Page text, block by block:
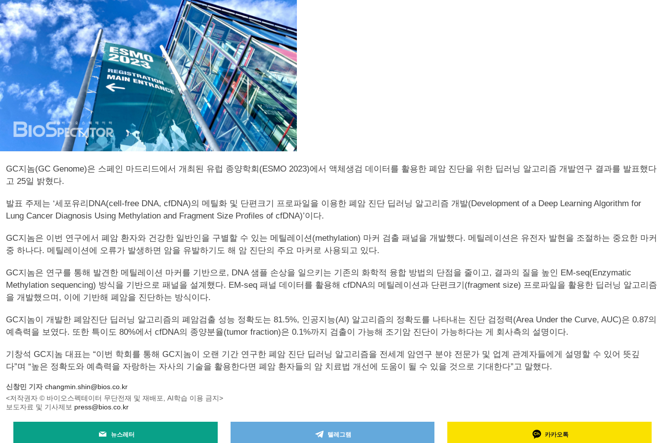
GC지놈(GC Genome)은 스페인 마드리드에서 개최된 유럽 종양학회(ESMO 2023)에서 액체생검 데이터를 활용한 폐암 진단을 위한 딥러닝 알고리즘 개발연구 결과를 발표했다
고 25일 밝혔다.
발표 주제는 ‘세포유리DNA(cell-free DNA, cfDNA)의 메틸화 및 단편크기 프로파일을 이용한 폐암 진단 딥러닝 알고리즘 개발(Development of a Deep Learning Algorithm for
Lung Cancer Diagnosis Using Methylation and Fragment Size Profiles of cfDNA)’이다.
GC지놈은 이번 연구에서 폐암 환자와 건강한 일반인을 구별할 수 있는 메틸레이션(methylation) 마커 검출 패널을 개발했다. 메틸레이션은 유전자 발현을 조절하는 중요한 마커
중 하나다. 메틸레이션에 오류가 발생하면 암을 유발하기도 해 암 진단의 주요 마커로 사용되고 있다.
GC지놈은 연구를 통해 발견한 메틸레이션 마커를 기반으로, DNA 샘플 손상을 일으키는 기존의 화학적 융합 방법의 단점을 줄이고, 결과의 질을 높인 EM-seq(Enzymatic
Methylation sequencing) 방식을 기반으로 패널을 설계했다. EM-seq 패널 데이터를 활용해 cfDNA의 메틸레이션과 단편크기(fragment size) 프로파일을 활용한 딥러닝 알고리즘
을 개발했으며, 이에 기반해 폐암을 진단하는 방식이다.
GC지놈이 개발한 폐암진단 딥러닝 알고리즘의 폐암검출 성능 정확도는 81.5%, 인공지능(AI) 알고리즘의 정확도를 나타내는 진단 검정력(Area Under the Curve, AUC)은 0.87의
예측력을 보였다. 또한 특이도 80%에서 cfDNA의 종양분율(tumor fraction)은 0.1%까지 검출이 가능해 조기암 진단이 가능하다는 게 회사측의 설명이다.
기창석 GC지놈 대표는 “이번 학회를 통해 GC지놈이 오랜 기간 연구한 폐암 진단 딥러닝 알고리즘을 전세계 암연구 분야 전문가 및 업계 관계자들에게 설명할 수 있어 뜻깊
다”며 “높은 정확도와 예측력을 자랑하는 자사의 기술을 활용한다면 폐암 환자들의 암 치료법 개선에 도움이 될 수 있을 것으로 기대한다”고 말했다.
신창민 기자 changmin.shin@bios.co.kr
<저작권자 © 바이오스펙테이터 무단전재 및 재배포, AI학습 이용 금지>
보도자료 및 기사제보 press@bios.co.kr
뉴스레터 텔레그램 카카오톡